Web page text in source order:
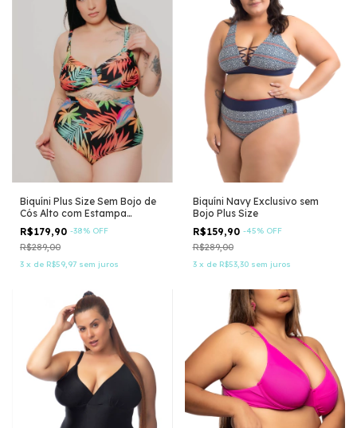
Biquíni Plus Size Sem Bojo de
Cós Alto com Estampa
Folhagem
R$179,90 -38% OFF
R$289,00
3 x de R$59,97 sem juros
Biquíni Navy Exclusivo sem
Bojo Plus Size
R$159,90 -45% OFF
R$289,00
3 x de R$53,30 sem juros